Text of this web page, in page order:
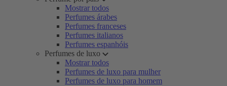
Mostrar todos
Perfumes árabes
Perfumes franceses
Perfumes italianos
Perfumes espanhóis
Perfumes de luxo
Mostrar todos
Perfumes de luxo para mulher
Perfumes de luxo para homem